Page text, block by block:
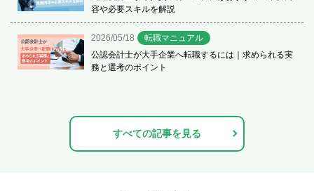
容や必要スキルを解説
2026/05/18
転職マニュアル
公認会計士が大手企業へ転職するには｜求められる実
務と選考のポイント
すべての記事を見る